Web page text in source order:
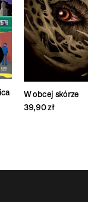
W obcej skórze
39,90 zł